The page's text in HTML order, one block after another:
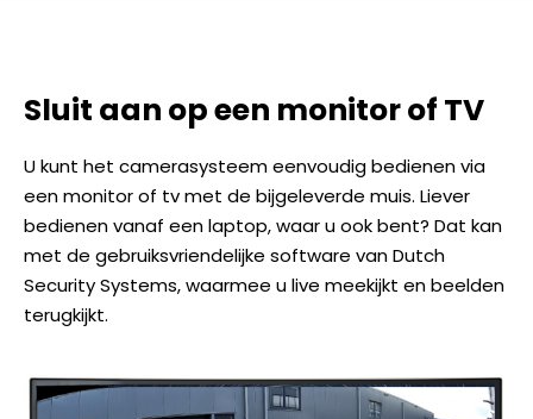
Sluit aan op een monitor of TV
U kunt het camerasysteem eenvoudig bedienen via
een monitor of tv met de bijgeleverde muis. Liever
bedienen vanaf een laptop, waar u ook bent? Dat kan
met de gebruiksvriendelijke software van Dutch
Security Systems, waarmee u live meekijkt en beelden
terugkijkt.